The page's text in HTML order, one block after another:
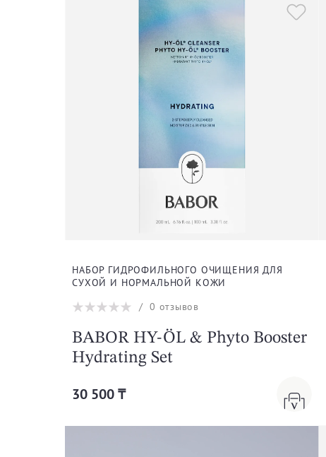
НАБОР ГИДРОФИЛЬНОГО ОЧИЩЕНИЯ ДЛЯ
СУХОЙ И НОРМАЛЬНОЙ КОЖИ
/0 отзывов
BABOR HY-ÖL & Phyto Booster
Hydrating Set
30 500 ₸